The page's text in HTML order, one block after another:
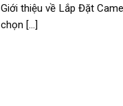
2025
Giới thiệu về Lắp Đặt
chọn [...]